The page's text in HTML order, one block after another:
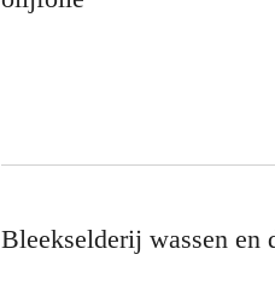
Bleekselderij wassen en